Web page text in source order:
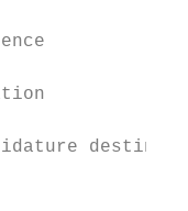
référence
destiné